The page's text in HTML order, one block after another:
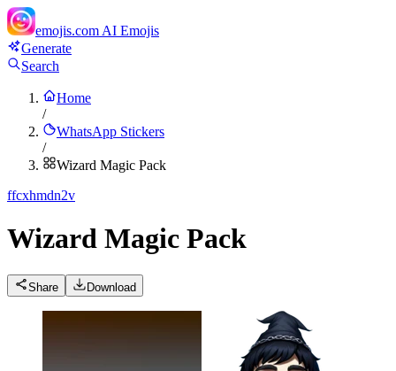
emojis.com AI Emojis
Generate
Search
Home
/
WhatsApp Stickers
/
Wizard Magic Pack
ffcxhmdn2v
Wizard Magic Pack
Share Download